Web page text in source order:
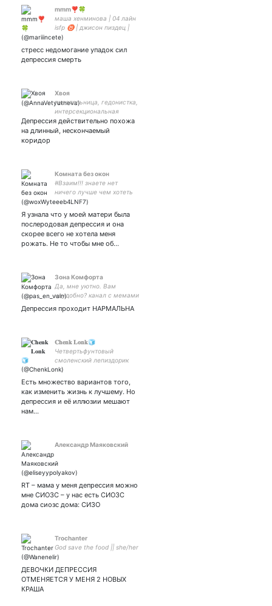
mmm❣️🍀
маша хенминова | 04 лайн
isfp ♉️ | джисон пиздец |
пытаюсь в фикрайтерство
стресс недомогание упадок сил
депрессия смерть
Хвоя
писательница, гедонистка,
интерсекциональная
феминистка, джун в веб-
дизайне и взрослой жизни;
Депрессия действительно похожа
на длинный, нескончаемый
коридор
Комната без окон
#Взаим!!! знаете нет
ничего лучше чем хотеть
чего-то хотеть.
Я узнала что у моей матери была
послеродовая депрессия и она
скорее всего не хотела меня
рожать. Не то чтобы мне об…
Зона Комфорта
Да, мне уютно. Вам
неудобно? канал с мемами
плейлист:
Депрессия проходит НАРМАЛЬНА
𝐂𝐡𝐞𝐧𝐤 𝐋𝐨𝐧𝐤🧊
Четвертьфунтовый
смоленский лепиздорик
Есть множество вариантов того,
как изменить жизнь к лучшему. Но
депрессия и её иллюзии мешают
нам…
Александр Маяковский
RT – мама у меня депрессия можно
мне СИОЗС – у нас есть СИОЗС
дома сиозс дома: СИЗО
Trochanter
God save the food || she/her
ДЕВОЧКИ ДЕПРЕССИЯ
ОТМЕНЯЕТСЯ У МЕНЯ 2 НОВЫХ
КРАША